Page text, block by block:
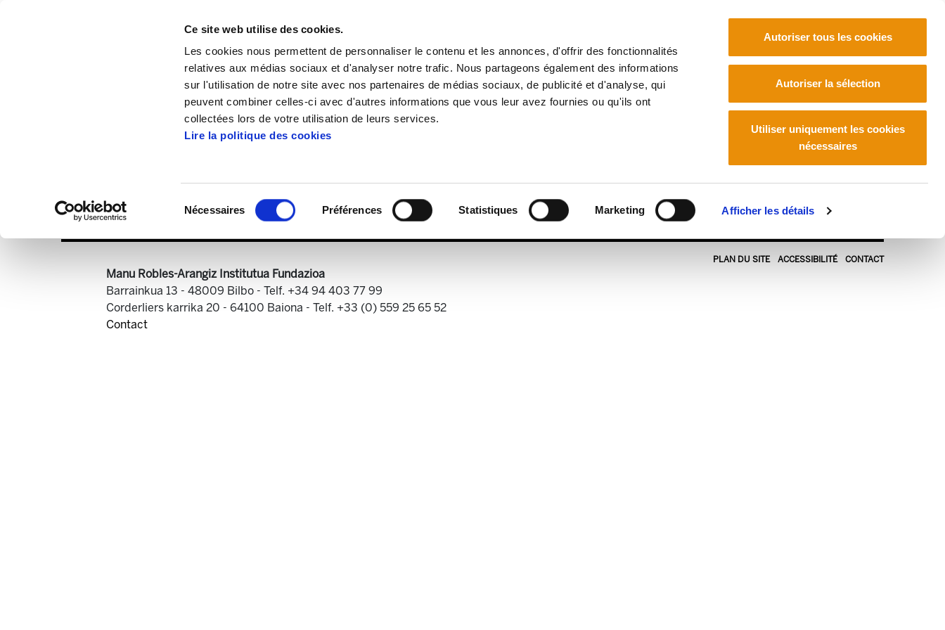
Ce site web utilise des cookies.
Les cookies nous permettent de personnaliser le contenu et les annonces, d'offrir des fonctionnalités
relatives aux médias sociaux et d'analyser notre trafic. Nous partageons également des informations
sur l'utilisation de notre site avec nos partenaires de médias sociaux, de publicité et d'analyse, qui
peuvent combiner celles-ci avec d'autres informations que vous leur avez fournies ou qu'ils ont
collectées lors de votre utilisation de leurs services.
Lire la politique des cookies
Nécessaires Préférences Statistiques Marketing Afficher les détails
Autoriser tous les cookies
Autoriser la sélection
Utiliser uniquement les cookies
nécessaires
Publications ELA Astekaria ELA Astekaria 434
PLAN DU SITE ACCESSIBILITÉ CONTACT
Manu Robles-Arangiz Institutua Fundazioa
Barrainkua 13 - 48009 Bilbo - Telf. +34 94 403 77 99
Corderliers karrika 20 - 64100 Baiona - Telf. +33 (0) 559 25 65 52
Contact